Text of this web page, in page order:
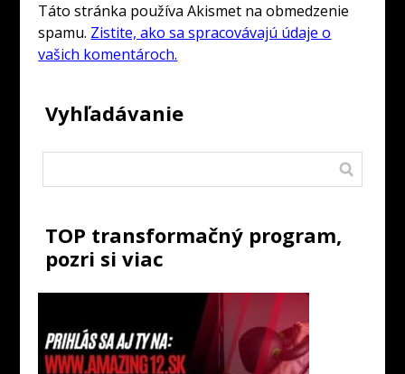
Táto stránka používa Akismet na obmedzenie
spamu. Zistite, ako sa spracovávajú údaje o
vašich komentároch.
Vyhľadávanie
TOP transformačný program,
pozri si viac